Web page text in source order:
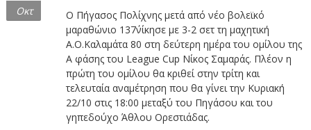
Οκτ
Ο Πήγασος Πολίχνης μετά από νέο βολεϊκό
μαραθώνιο 137΄νίκησε με 3-2 σετ τη μαχητική
Α.Ο.Καλαμάτα 80 στη δεύτερη ημέρα του ομίλου της
Α φάσης του League Cup Νίκος Σαμαράς. Πλέον η
πρώτη του ομίλου θα κριθεί στην τρίτη και
τελευταία αναμέτρηση που θα γίνει την Κυριακή
22/10 στις 18:00 μεταξύ του Πηγάσου και του
γηπεδούχο Άθλου Ορεστιάδας.